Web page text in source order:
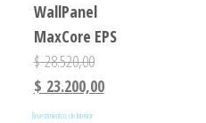
WallPanel
MaxCore EPS
$28.520,00
$ 23.200,00
Revestimientos de Interior